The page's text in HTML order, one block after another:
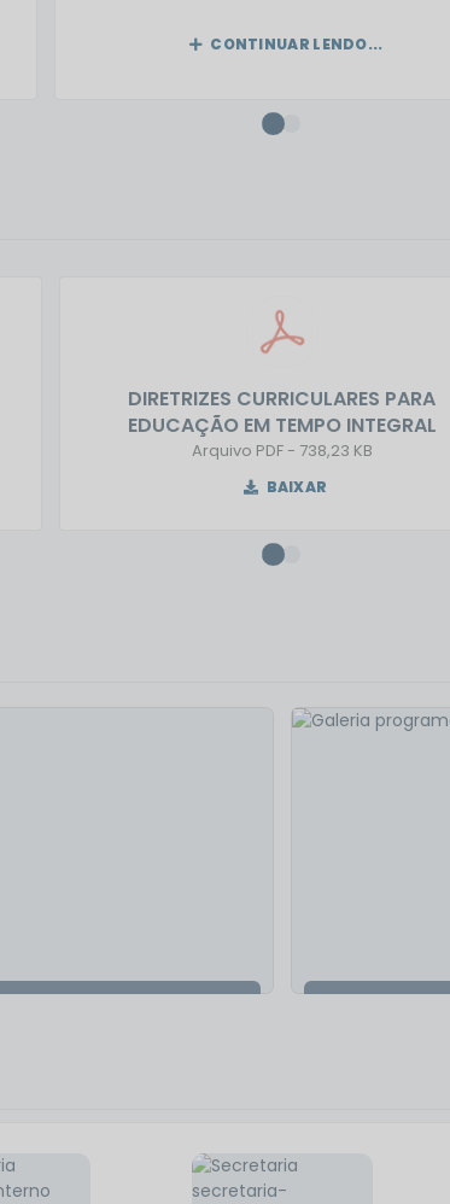
CONTINUAR LENDO...
DIRETRIZES CURRICULARES PARA
EDUCAÇÃO EM TEMPO INTEGRAL
PDF 738,23 KB
BAIXAR